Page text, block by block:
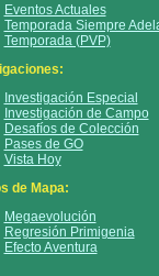
Eventos Actuales
Temporada Siempre
Temporada (PVP)
Investigación Especial
Investigación de Campo
Desafíos de Colección
Pases de GO
Vista Hoy
de Mapa:
Megaevolución
Regresión Primigenia
Efecto Aventura